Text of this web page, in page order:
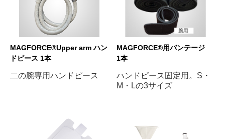
MAGFORCE®︎Upper arm ハン
ドピース 1本
二の腕専用ハンドピース
MAGFORCE®︎用バンテージ
1本
ハンドピース固定用。S・
M・Lの3サイズ